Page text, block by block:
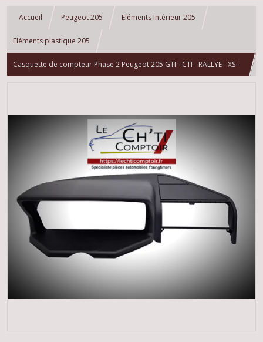
Accueil Peugeot 205 Eléments Intérieur 205
Eléments plastique 205
Casquette de compteur Phase 2 Peugeot 205 GTI - CTI - RALLYE - XS -